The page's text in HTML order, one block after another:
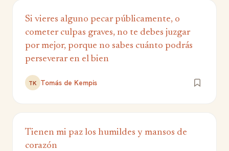
Si vieres alguno pecar públicamente, o
cometer culpas graves, no te debes juzgar
por mejor, porque no sabes cuánto podrás
perseverar en el bien
TK Tomás de Kempis
Tienen mi paz los humildes y mansos de
corazón